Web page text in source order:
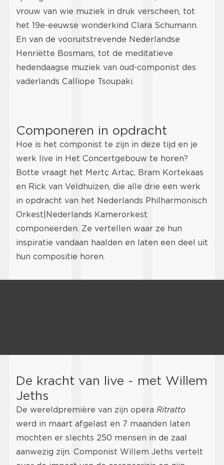
vrouw van wie muziek in druk verscheen, tot
het 19e-eeuwse wonderkind Clara Schumann.
En van de vooruitstrevende Nederlandse
Henriëtte Bosmans, tot de meditatieve
hedendaagse muziek van oud-componist des
vaderlands Calliope Tsoupaki.
Componeren in opdracht
Hoe is het componist te zijn in deze tijd en je
werk live in Het Concertgebouw te horen?
Botte vraagt het Mertç Artaç, Bram Kortekaas
en Rick van Veldhuizen, die alle drie een werk
in opdracht van het Nederlands Philharmonisch
Orkest|Nederlands Kamerorkest
componeerden. Ze vertellen waar ze hun
inspiratie vandaan haalden en laten een deel uit
hun compositie horen.
De kracht van live - met Willem
Jeths
De wereldpremière van zijn opera Ritratto
werd in maart afgelast en 7 maanden laten
mochten er slechts 250 mensen in de zaal
aanwezig zijn. Componist Willem Jeths vertelt